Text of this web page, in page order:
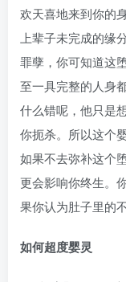
欢天喜地来到你的
上辈子未完成的缘
罪孽，你可知道这
至一具完整的人身
什么错呢，他只是
你扼杀。所以这个
如果不去弥补这个
更会影响你终生。
果你认为肚子里的
如何超度婴灵